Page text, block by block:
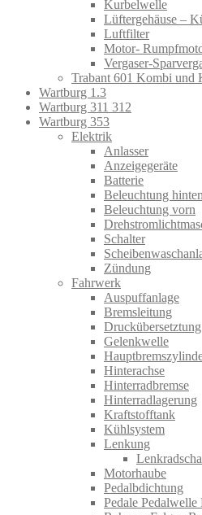
Kurbelwelle
Lüftergehäuse –
Luftfilter
Motor-
Vergaser-
Trabant 601 Kombi und
Wartburg 1.3
Wartburg 311 312
Wartburg 353
Elektrik
Anlasser
Anzeigegeräte
Batterie
Beleuchtung
Beleuchtung vorn
Schalter
Zündung
Fahrwerk
Auspuffanlage
Bremsleitung
Druckübersetztung
Gelenkwelle
Hinterachse
Hinterradbremse
Hinterradlagerung
Kraftstofftank
Kühlsystem
Lenkung
Motorhaube
Pedalbdichtung
Pedale Pedalwelle